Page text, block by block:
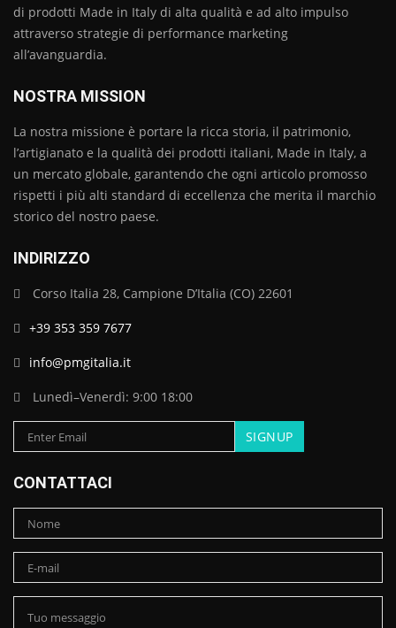
di prodotti Made in Italy di alta qualità e ad alto impulso
attraverso strategie di performance marketing
all’avanguardia.
NOSTRA MISSION
La nostra missione è portare la ricca storia, il patrimonio,
l’artigianato e la qualità dei prodotti italiani, Made in Italy, a
un mercato globale, garantendo che ogni articolo promosso
rispetti i più alti standard di eccellenza che merita il marchio
storico del nostro paese.
INDIRIZZO
Corso Italia 28, Campione D’Italia (CO) 22601
+39 353 359 7677
info@pmgitalia.it
Lunedì–Venerdì: 9:00 18:00
CONTATTACI